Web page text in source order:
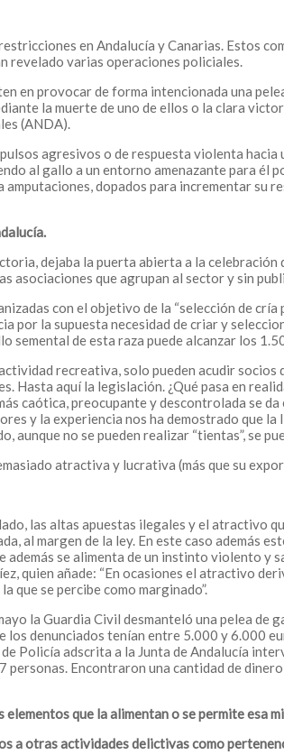
en Andalucía y Canarias. Estos
revelado varias operaciones policiales.
en provocar de forma intencionada una
la muerte de uno de ellos o la clara
(ANDA).
agresivos o de respuesta violenta
al gallo a un entorno amenazante para él
dopados para incrementar su
dejaba la puerta abierta a la celebración
asociaciones que agrupan al sector y sin
con el objetivo de la “selección de
la supuesta necesidad de criar y
semental de esta raza puede alcanzar los
recreativa, solo pueden acudir
Hasta aquí la legislación. ¿Qué pasa en
caótica, preocupante y descontrolada se
y la experiencia nos ha demostrado que la
no se pueden realizar “tientas”, se
atractiva y lucrativa (más que su
las altas apuestas ilegales y el atractivo
al margen de la ley. En este caso además
se alimenta de un instinto violento y
quien añade: “En ocasiones el atractivo
que se percibe como marginado”.
la Guardia Civil desmanteló una pelea de
denunciados tenían entre 5.000 y 6.000
adscrita a la Junta de Andalucía
Encontraron una cantidad de
que la alimentan o se permite esa
a otras actividades delictivas como